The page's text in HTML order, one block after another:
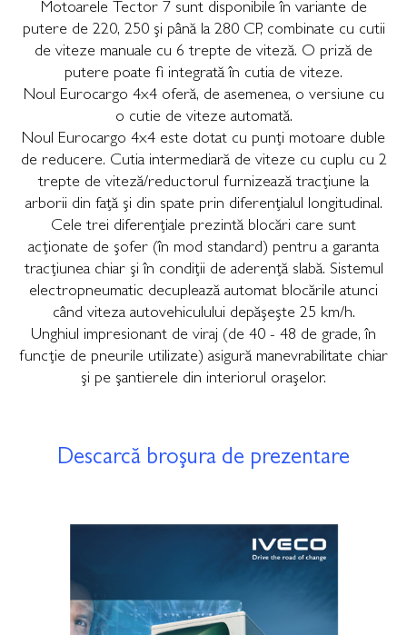
Motoarele Tector 7 sunt disponibile în variante de
putere de 220, 250 şi până la 280 CP, combinate cu cutii
de viteze manuale cu 6 trepte de viteză. O priză de
putere poate fi integrată în cutia de viteze.
Noul Eurocargo 4x4 oferă, de asemenea, o versiune cu
o cutie de viteze automată.
Noul Eurocargo 4x4 este dotat cu punţi motoare duble
de reducere. Cutia intermediară de viteze cu cuplu cu 2
trepte de viteză/reductorul furnizează tracţiune la
arborii din faţă şi din spate prin diferenţialul longitudinal.
Cele trei diferenţiale prezintă blocări care sunt
acţionate de şofer (în mod standard) pentru a garanta
tracţiunea chiar şi în condiţii de aderenţă slabă. Sistemul
electropneumatic decuplează automat blocările atunci
când viteza autovehiculului depăşeşte 25 km/h.
Unghiul impresionant de viraj (de 40 - 48 de grade, în
funcţie de pneurile utilizate) asigură manevrabilitate chiar
şi pe şantierele din interiorul oraşelor.
Descarcă broșura de prezentare